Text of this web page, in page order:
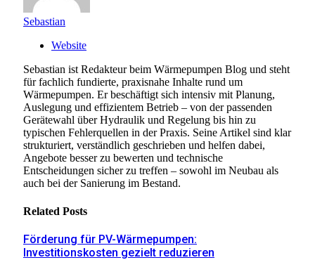
Sebastian
Website
Sebastian ist Redakteur beim Wärmepumpen Blog und steht
für fachlich fundierte, praxisnahe Inhalte rund um
Wärmepumpen. Er beschäftigt sich intensiv mit Planung,
Auslegung und effizientem Betrieb – von der passenden
Gerätewahl über Hydraulik und Regelung bis hin zu
typischen Fehlerquellen in der Praxis. Seine Artikel sind klar
strukturiert, verständlich geschrieben und helfen dabei,
Angebote besser zu bewerten und technische
Entscheidungen sicher zu treffen – sowohl im Neubau als
auch bei der Sanierung im Bestand.
Related Posts
Förderung für PV-Wärmepumpen:
Investitionskosten gezielt reduzieren